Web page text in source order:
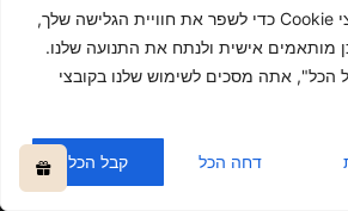
אנו משתמשים בקובצי Cookie כדי לשפר את חוויית הגלישה שלך,
מותאמים אישית ולנתח את התנועה שלנו.
הכל", אתה מסכים לשימוש שלנו בקובצי
דחה הכל קבל הכל
שמורות © אליה דיזיין -
בטוחה